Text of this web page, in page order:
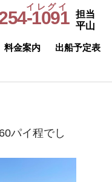
イレグイ
担当
平山
1091
料金案内 出船予定表
パイ程でし